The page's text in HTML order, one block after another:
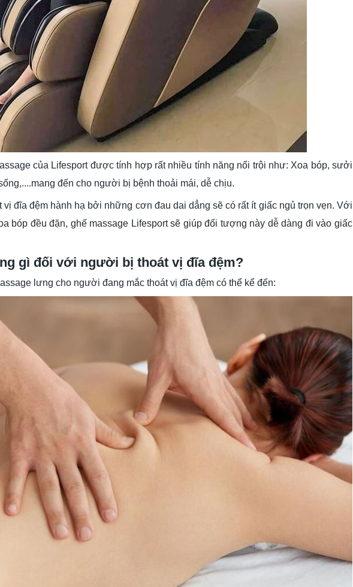
của Lifesport được tính hợp rất nhiều tính năng nổi trội như: Xoa bóp, sưởi
đến cho người bị bệnh thoải mái, dễ chịu.
đĩa đệm hành hạ bởi những cơn đau dai dẳng sẽ có rất ít giấc ngủ trọn vẹn. Với
bóp đều đặn, ghế massage Lifesport sẽ giúp đối tượng này dễ dàng đi vào giấc
gì đối với người bị thoát vị đĩa đệm?
lưng cho người đang mắc thoát vị đĩa đệm có thể kể đến: